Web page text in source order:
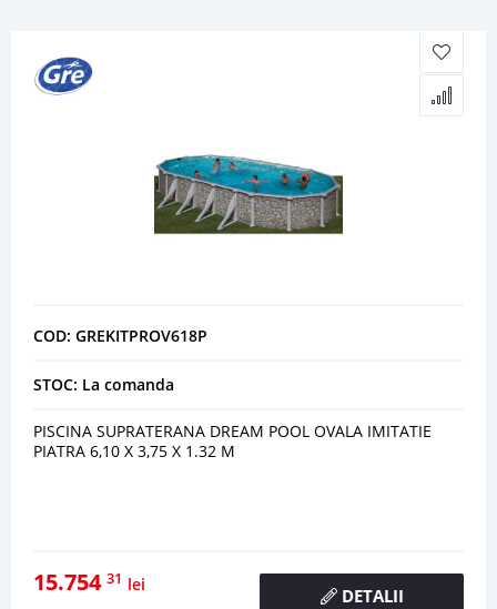
COD: GREKITPROV618P
STOC: La comanda
PISCINA SUPRATERANA DREAM POOL OVALA IMITATIE
PIATRA 6,10 X 3,75 X 1.32 M
15.754 31 lei
DETALII